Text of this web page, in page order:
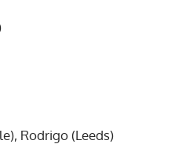
Rodrigo (Leeds)